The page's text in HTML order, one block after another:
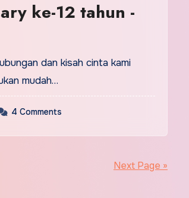
ke-12 tahun -
dan kisah cinta kami
mudah…
4 Comments
Next Page »